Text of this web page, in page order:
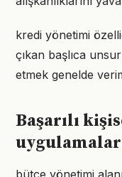
kredi yönetimi
çıkan başlıca
etmek genelde
Başarılı
bütçe yönetimi